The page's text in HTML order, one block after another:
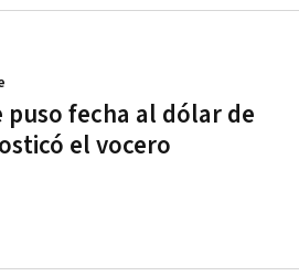
puso fecha al dólar de
el vocero